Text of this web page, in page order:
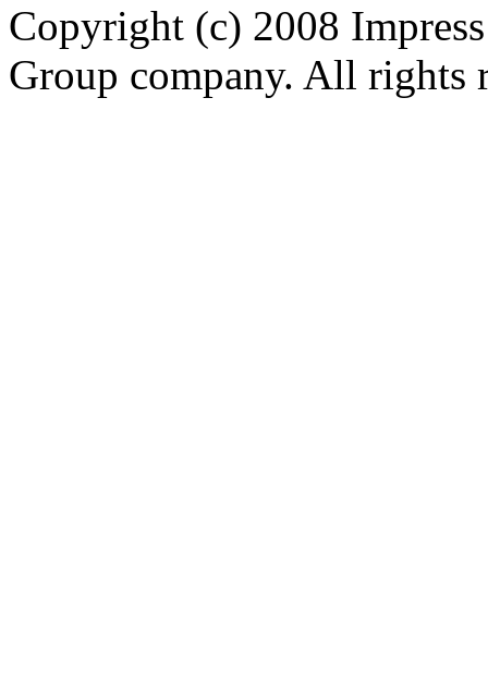
Copyright (c) 2008
Group company. All rights